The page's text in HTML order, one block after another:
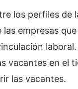
los perfiles de
empresas
vacantes en el
las vacantes.